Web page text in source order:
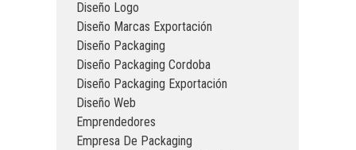
Diseño Logo
Diseño Marcas Exportación
Diseño Packaging
Diseño Packaging Cordoba
Diseño Packaging Exportación
Diseño Web
Emprendedores
Empresa De Packaging